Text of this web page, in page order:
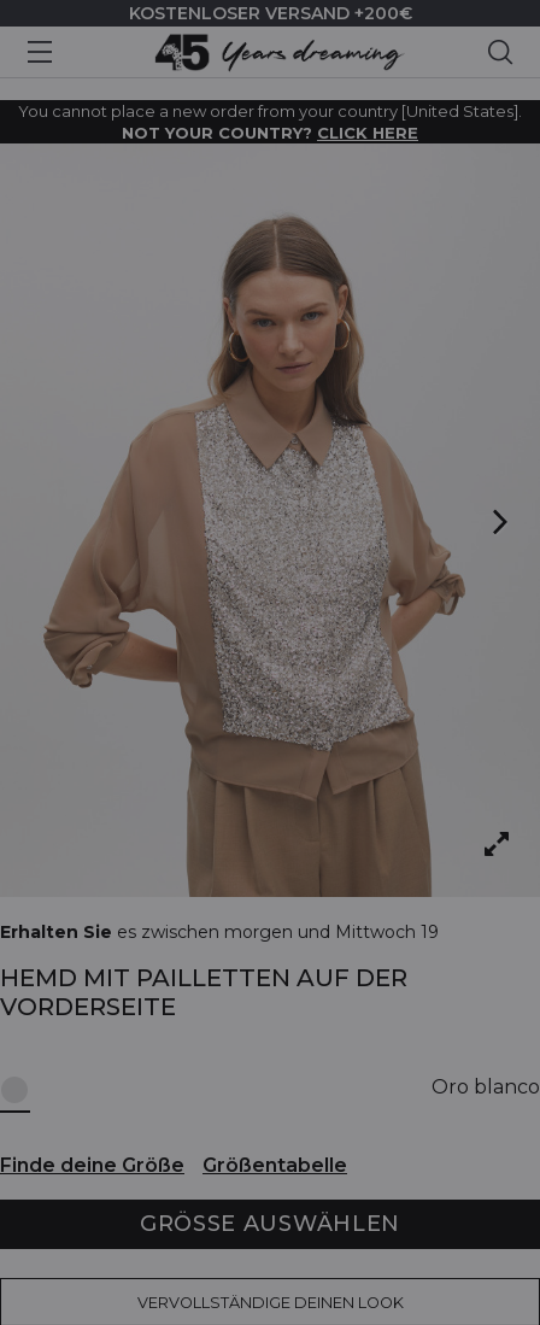
KOSTENLOSER VERSAND +200€
You cannot place a new order from your country [United States].
NOT YOUR COUNTRY? CLICK HERE
Erhalten Sie es zwischen morgen und Mittwoch 19
HEMD MIT PAILLETTEN AUF DER
VORDERSEITE
Oro blanco
Finde deine Größe Größentabelle
GRÖSSE AUSWÄHLEN
VERVOLLSTÄNDIGE DEINEN LOOK